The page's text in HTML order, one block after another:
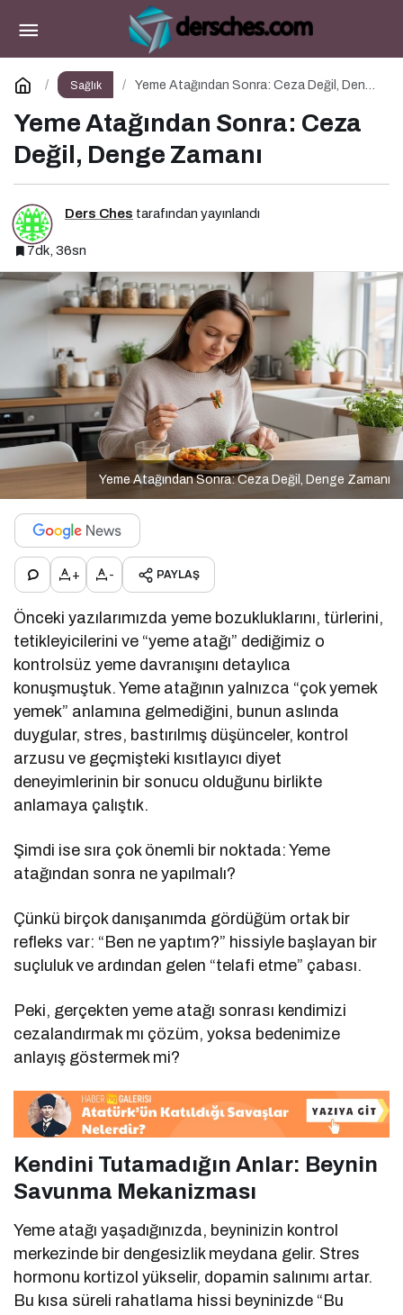
Sağlık
Yeme Atağından Sonra: Ceza Değil, Denge
Yeme Atağından Sonra: Ceza
Değil, Denge Zamanı
Ders Ches tarafından yayınlandı
7dk, 36sn
Yeme Atağından Sonra: Ceza Değil, Denge Zamanı
+ - PAYLAŞ
Önceki yazılarımızda yeme bozukluklarını, türlerini,
tetikleyicilerini ve “yeme atağı” dediğimiz o
kontrolsüz yeme davranışını detaylıca
konuşmuştuk. Yeme atağının yalnızca “çok yemek
yemek” anlamına gelmediğini, bunun aslında
duygular, stres, bastırılmış düşünceler, kontrol
arzusu ve geçmişteki kısıtlayıcı diyet
deneyimlerinin bir sonucu olduğunu birlikte
anlamaya çalıştık.
Şimdi ise sıra çok önemli bir noktada: Yeme
atağından sonra ne yapılmalı?
Çünkü birçok danışanımda gördüğüm ortak bir
refleks var: “Ben ne yaptım?” hissiyle başlayan bir
suçluluk ve ardından gelen “telafi etme” çabası.
Peki, gerçekten yeme atağı sonrası kendimizi
cezalandırmak mı çözüm, yoksa bedenimize
anlayış göstermek mi?
Kendini Tutamadığın Anlar: Beynin
Savunma Mekanizması
Yeme atağı yaşadığınızda, beyninizin kontrol
merkezinde bir dengesizlik meydana gelir. Stres
hormonu kortizol yükselir, dopamin salınımı artar.
Bu kısa süreli rahatlama hissi beyninizde “Bu
Yeme Bozukluklarında Yeme Ataklarını Nasıl
Engellerim?
Yorum Yap